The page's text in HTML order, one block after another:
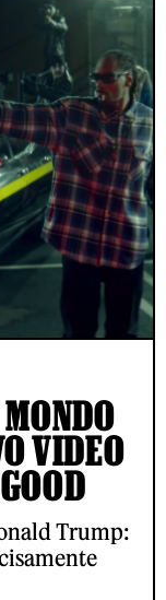
VIDEO
Trump: